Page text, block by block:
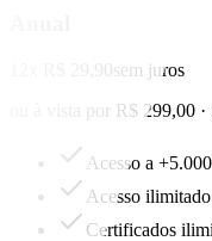
12x R$ 29,90sem juros
ou à vista por R$ 299,00
Acesso a
Acesso
Certificados